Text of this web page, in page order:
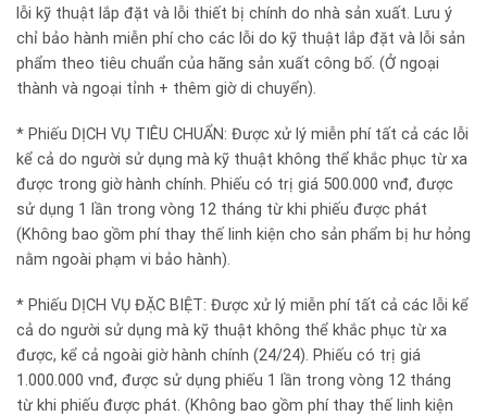
lỗi kỹ thuật lắp đặt và lỗi thiết bị chính do nhà sản xuất. Lưu ý
chỉ bảo hành miễn phí cho các lỗi do kỹ thuật lắp đặt và lỗi sản
phẩm theo tiêu chuẩn của hãng sản xuất công bố. (Ở ngoại
thành và ngoại tỉnh + thêm giờ di chuyển).
* Phiếu DỊCH VỤ TIÊU CHUẨN: Được xử lý miễn phí tất cả các lỗi
kể cả do người sử dụng mà kỹ thuật không thể khắc phục từ xa
được trong giờ hành chính. Phiếu có trị giá 500.000 vnđ, được
sử dụng 1 lần trong vòng 12 tháng từ khi phiếu được phát
(Không bao gồm phí thay thế linh kiện cho sản phẩm bị hư hỏng
nằm ngoài phạm vi bảo hành).
* Phiếu DỊCH VỤ ĐẶC BIỆT: Được xử lý miễn phí tất cả các lỗi kể
cả do người sử dụng mà kỹ thuật không thể khắc phục từ xa
được, kể cả ngoài giờ hành chính (24/24). Phiếu có trị giá
1.000.000 vnđ, được sử dụng phiếu 1 lần trong vòng 12 tháng
từ khi phiếu được phát. (Không bao gồm phí thay thế linh kiện